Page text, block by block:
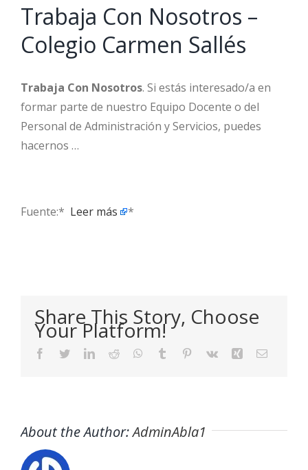
Trabaja Con Nosotros –
Colegio Carmen Sallés
Trabaja Con Nosotros. Si estás interesado/a en
formar parte de nuestro Equipo Docente o del
Personal de Administración y Servicios, puedes
hacernos …
Fuente:* ​ Leer más *
Share This Story, Choose
Your Platform!
Facebook
TwitterLinkedIn
Reddit WhatsApp
Tumblr Pinterest
Vk Xing Email
About the Author:AdminAbla1